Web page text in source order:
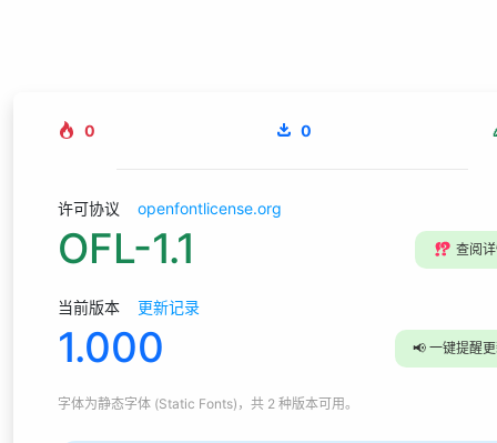
0 0
许可协议 openfontlicense.org
OFL-1.1 ⁉️ 查阅
当前版本 更新记录
1.000 📢 一键提醒
字体为静态字体 (Static Fonts) ，共 2 种版本可用。